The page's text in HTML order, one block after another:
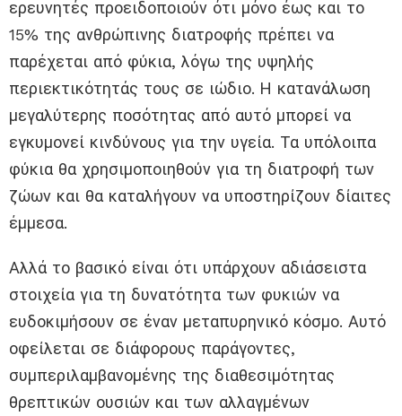
ερευνητές προειδοποιούν ότι μόνο έως και το
15% της ανθρώπινης διατροφής πρέπει να
παρέχεται από φύκια, λόγω της υψηλής
περιεκτικότητάς τους σε ιώδιο. Η κατανάλωση
μεγαλύτερης ποσότητας από αυτό μπορεί να
εγκυμονεί κινδύνους για την υγεία. Τα υπόλοιπα
φύκια θα χρησιμοποιηθούν για τη διατροφή των
ζώων και θα καταλήγουν να υποστηρίζουν δίαιτες
έμμεσα.
Αλλά το βασικό είναι ότι υπάρχουν αδιάσειστα
στοιχεία για τη δυνατότητα των φυκιών να
ευδοκιμήσουν σε έναν μεταπυρηνικό κόσμο. Αυτό
οφείλεται σε διάφορους παράγοντες,
συμπεριλαμβανομένης της διαθεσιμότητας
θρεπτικών ουσιών και των αλλαγμένων